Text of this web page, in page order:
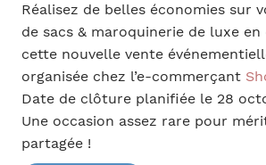
Réalisez de belles économies sur
de sacs & maroquinerie de luxe
cette nouvelle vente
organisée chez l’e-commerçant
Date de clôture planifiée le 28
Une occasion assez rare pour
partagée !